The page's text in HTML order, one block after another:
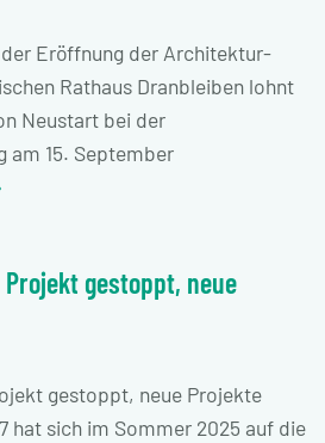
Eröffnung der Architektur-
Rathaus Dranbleiben lohnt
Neustart bei der
am 15. September
Projekt gestoppt, neue
gestoppt, neue Projekte
hat sich im Sommer 2025 auf die